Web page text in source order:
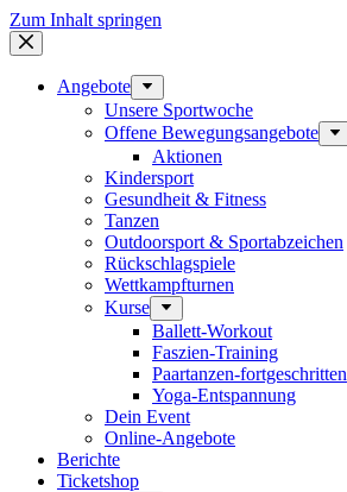
Zum Inhalt springen
Angebote
Unsere Sportwoche
Offene Bewegungsangebote
Aktionen
Kindersport
Gesundheit & Fitness
Tanzen
Outdoorsport & Sportabzeichen
Rückschlagspiele
Wettkampfturnen
Kurse
Ballett-Workout
Faszien-Training
Paartanzen-fortgeschritten
Yoga-Entspannung
Dein Event
Online-Angebote
Berichte
Ticketshop